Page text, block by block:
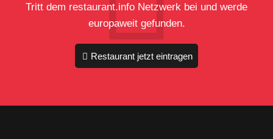
Tritt dem restaurant.info Netzwerk bei und werde
europaweit gefunden.
Restaurant jetzt eintragen